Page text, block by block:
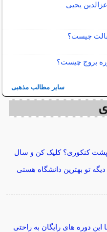
عزالدین یحیی
چیست؟
بروج چیست؟
سایر مطالب مذهبی
پشت کنکوری؟ کلیک کن و سال
دیگه تو بهترین دانشگاه هستی
این دوره های رایگان به راحتی